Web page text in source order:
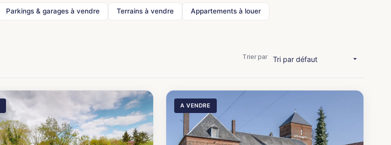
Parkings & garages à vendre Terrains à vendre Appartements à louer
Trier par
A VENDRE